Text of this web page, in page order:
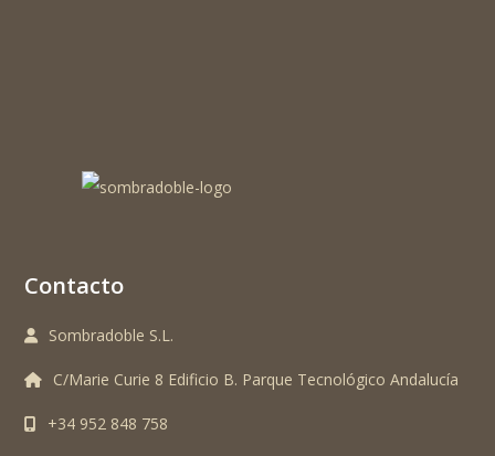
Contacto
Sombradoble S.L.
C/Marie Curie 8 Edificio B. Parque Tecnológico Andalucía
+34 952 848 758